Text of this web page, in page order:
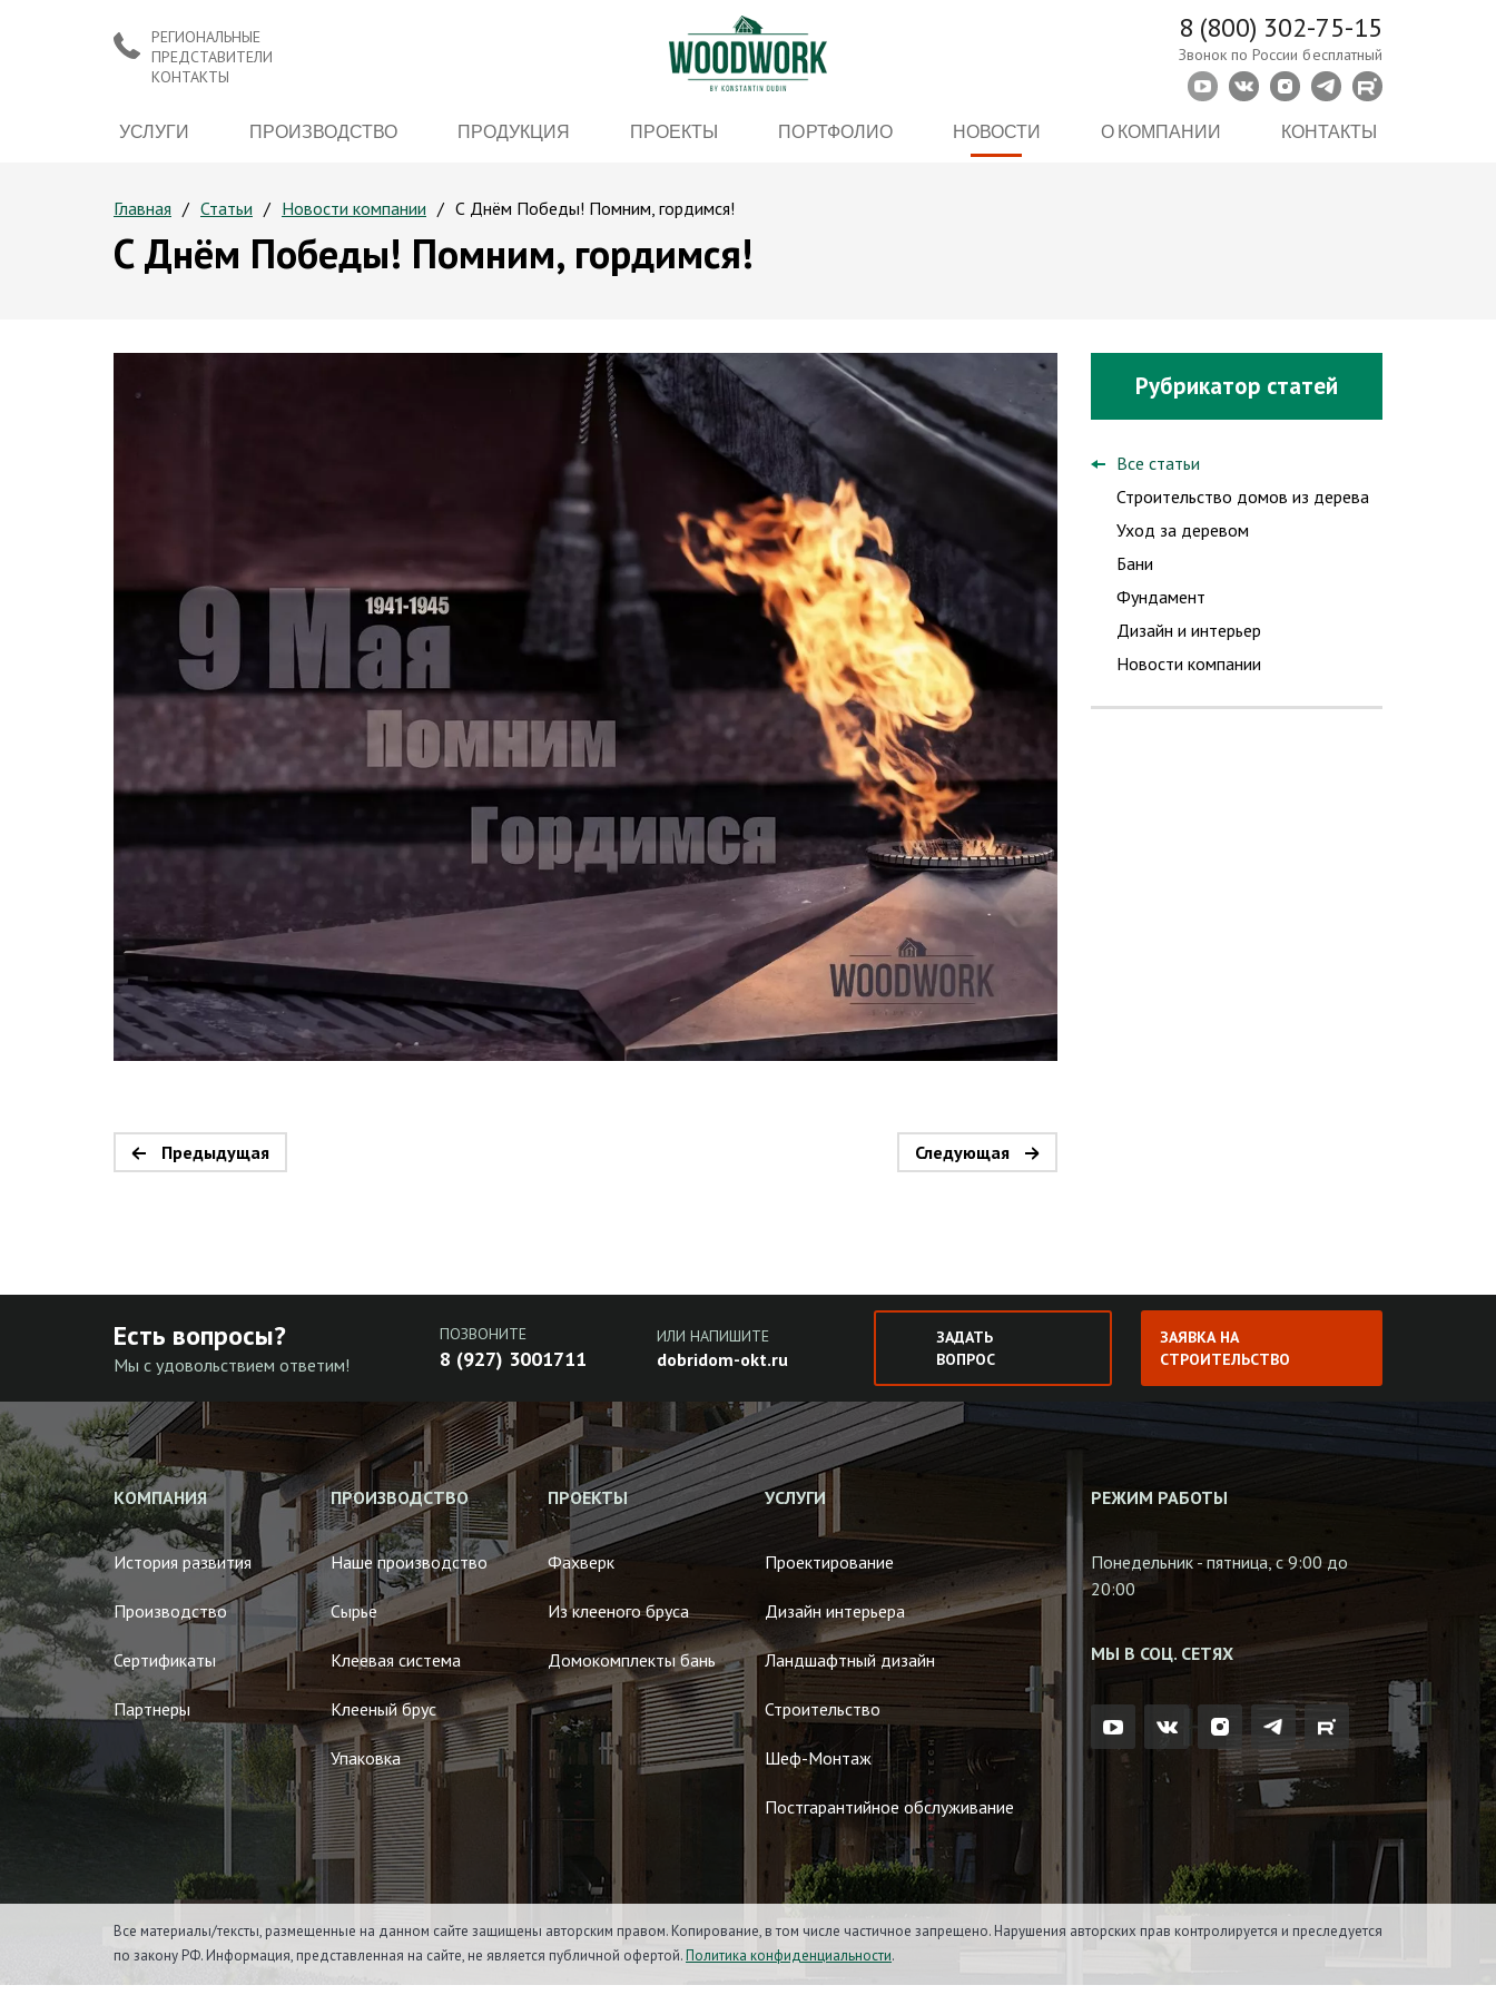
РЕГИОНАЛЬНЫЕ
ПРЕДСТАВИТЕЛИ
КОНТАКТЫ
8 (800) 302-75-15
Звонок по России бесплатный
УСЛУГИ ПРОИЗВОДСТВО ПРОДУКЦИЯ ПРОЕКТЫ ПОРТФОЛИО НОВОСТИ О КОМПАНИИ КОНТАКТЫ
Главная Статьи Новости компании С Днём Победы! Помним, гордимся!
С Днём Победы! Помним, гордимся!
Предыдущая Следующая
Рубрикатор статей
Все статьи
Строительство домов из дерева
Уход за деревом
Бани
Фундамент
Дизайн и интерьер
Новости компании
Есть вопросы?
Мы с удовольствием ответим!
ПОЗВОНИТЕ
8 (927) 3001711
ИЛИ НАПИШИТЕ
dobridom-okt.ru
ЗАДАТЬ
ВОПРОС
ЗАЯВКА НА
СТРОИТЕЛЬСТВО
КОМПАНИЯ
История развития
Производство
Сертификаты
Партнеры
ПРОИЗВОДСТВО
Наше производство
Сырье
Клеевая система
Клееный брус
Упаковка
ПРОЕКТЫ
Фахверк
Из клееного бруса
Домокомплекты бань
УСЛУГИ
Проектирование
Дизайн интерьера
Ландшафтный дизайн
Строительство
Шеф-Монтаж
Постгарантийное обслуживание
РЕЖИМ РАБОТЫ
Понедельник - пятница, с 9:00 до
20:00
МЫ В СОЦ. СЕТЯХ
Все материалы/тексты, размещенные на данном сайте защищены авторским правом. Копирование, в том числе частичное запрещено. Нарушения авторских прав контролируется и преследуется
по закону РФ. Информация, представленная на сайте, не является публичной офертой.Политика конфиденциальности.